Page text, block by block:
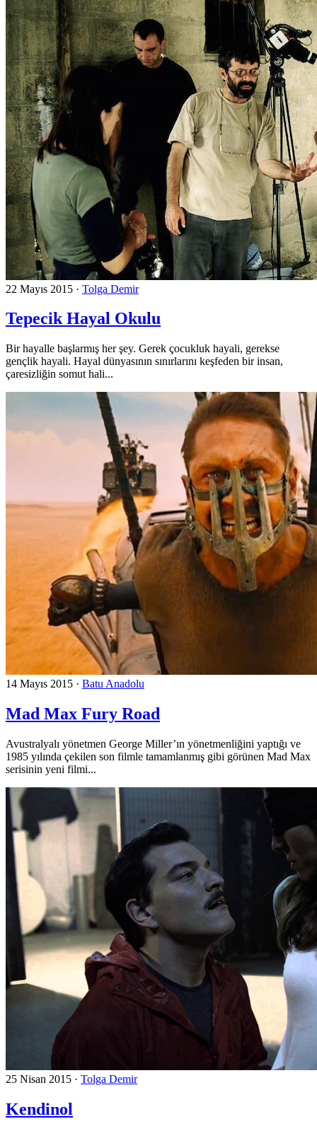
22 Mayıs 2015 · Tolga Demir
Tepecik Hayal Okulu
Bir hayalle başlarmış her şey. Gerek çocukluk hayali, gerekse
gençlik hayali. Hayal dünyasının sınırlarını keşfeden bir insan,
çaresizliğin somut hali...
14 Mayıs 2015 · Batu Anadolu
Mad Max Fury Road
Avustralyalı yönetmen George Miller’ın yönetmenliğini yaptığı ve
1985 yılında çekilen son filmle tamamlanmış gibi görünen Mad Max
serisinin yeni filmi...
25 Nisan 2015 · Tolga Demir
Kendinol